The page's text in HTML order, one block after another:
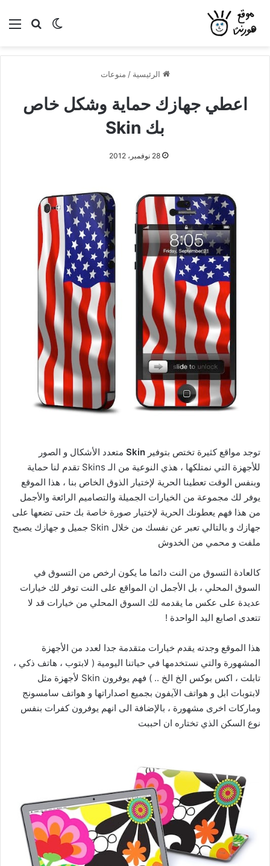
بحثالوضع
الرئيسية / منوعات
اعطي جهازك حماية وشكل خاص
بك Skin
28 نوفمبر، 2012
توجد مواقع كثيرة تختص بتوفير Skin متعدد الأشكال و الصور
للأجهزة التي نمتلكها ، هذي النوعية من الـ Skins تقدم لنا حماية
وبنفس الوقت تعطينا الحرية لإختيار الذوق الخاص بنا ، هذا الموقع
يوفر لك مجموعة من الخيارات الجميلة والتصاميم الرائعة والأجمل
من هذا فهم يعطونك الحرية لإختيار صورة خاصة بك حتى تضعها على
جهازك و بالتالي تعبر عن نفسك من خلال Skin جميل و جهازك يصبح
ملفت و محمي من الخدوش
كالعادة التسوق من النت دائما ما يكون ارخص من التسوق في
السوق المحلي ، بل الأجمل ان المواقع على النت توفر لك خيارات
عديدة على عكس ما يقدمه لك السوق المحلي من خيارات قد لا
تتعدى اصابع اليد الواحدة !
هذا الموقع وجدته يقدم خيارات متقدمة جدا لعدد من الأجهزة
المشهورة والتي نستخدمها في حياتنا اليومية ( لابتوب ، هاتف ذكي ،
تابلت ، اكس بوكس الخ الخ .. ) فهم يوفرون Skin لأجهزة مثل
لابتوبات ابل و هواتف الآيفون بجميع اصداراتها و هواتف سامسونج
وماركات اخرى مشهورة ، بالإضافة الى انهم يوفرون كفرات بنفس
نوع السكن الذي تختاره ان احببت